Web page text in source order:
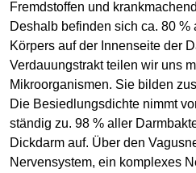
Fremdstoffen und
Deshalb befinden sich ca. 80
Körpers auf der Innenseite der
Verdauungstrakt teilen wir uns
Mikroorganismen. Sie bilden
Die Besiedlungsdichte nimmt
ständig zu. 98 % aller
Dickdarm auf. Über den
Nervensystem, ein komplexes